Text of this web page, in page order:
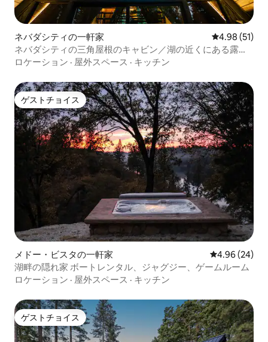
ネバダシティの一軒家 レビュー51
4.98 (51)
ネバダシティの三角屋根のキャビン／湖の近くにある露天
風呂
ロケーション · 屋外スペース · キッチン
ゲストチョイス
ゲストチョイス
メドー・ビスタの一軒家 レビュー24
4.96 (24)
湖畔の隠れ家 ボートレンタル、ジャグジー、ゲームルーム
ロケーション · 屋外スペース · キッチン
ゲストチョイス
ゲストチョイス